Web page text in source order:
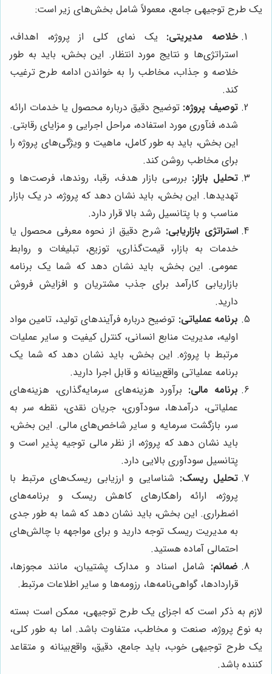
یک طرح توجیهی جامع، معمولاً شامل بخش‌های زیر است:
خلاصه مدیریتی: یک نمای کلی از پروژه، اهداف،
استراتژی‌ها و نتایج مورد انتظار. این بخش، باید به طور
خلاصه و جذاب، مخاطب را به خواندن ادامه طرح ترغیب
کند.
توصیف پروژه: توضیح دقیق درباره محصول یا خدمات ارائه
شده، فنآوری مورد استفاده، مراحل اجرایی و مزایای رقابتی.
این بخش، باید به طور کامل، ماهیت و ویژگی‌های پروژه را
برای مخاطب روشن کند.
تحلیل بازار: بررسی بازار هدف، رقبا، روندها، فرصت‌ها و
تهدیدها. این بخش، باید نشان دهد که پروژه، در یک بازار
مناسب و با پتانسیل رشد بالا قرار دارد.
استراتژی بازاریابی: شرح دقیق از نحوه معرفی محصول یا
خدمات به بازار، قیمت‌گذاری، توزیع، تبلیغات و روابط
عمومی. این بخش، باید نشان دهد که شما یک برنامه
بازاریابی کارآمد برای جذب مشتریان و افزایش فروش
دارید.
برنامه عملیاتی: توضیح درباره فرآیندهای تولید، تامین مواد
اولیه، مدیریت منابع انسانی، کنترل کیفیت و سایر عملیات
مرتبط با پروژه. این بخش، باید نشان دهد که شما یک
برنامه عملیاتی واقع‌بینانه و قابل اجرا دارید.
برنامه مالی: برآورد هزینه‌های سرمایه‌گذاری، هزینه‌های
عملیاتی، درآمدها، سودآوری، جریان نقدی، نقطه سر به
سر، بازگشت سرمایه و سایر شاخص‌های مالی. این بخش،
باید نشان دهد که پروژه، از نظر مالی توجیه پذیر است و
پتانسیل سودآوری بالایی دارد.
تحلیل ریسک: شناسایی و ارزیابی ریسک‌های مرتبط با
پروژه، ارائه راهکارهای کاهش ریسک و برنامه‌های
اضطراری. این بخش، باید نشان دهد که شما به طور جدی
به مدیریت ریسک توجه دارید و برای مواجهه با چالش‌های
احتمالی آماده هستید.
ضمائم: شامل اسناد و مدارک پشتیبان، مانند مجوزها،
قراردادها، گواهی‌نامه‌ها، رزومه‌ها و سایر اطلاعات مرتبط.
لازم به ذکر است که اجزای یک طرح توجیهی، ممکن است بسته
به نوع پروژه، صنعت و مخاطب، متفاوت باشد. اما به طور کلی،
یک طرح توجیهی خوب، باید جامع، دقیق، واقع‌بینانه و متقاعد
کننده باشد.